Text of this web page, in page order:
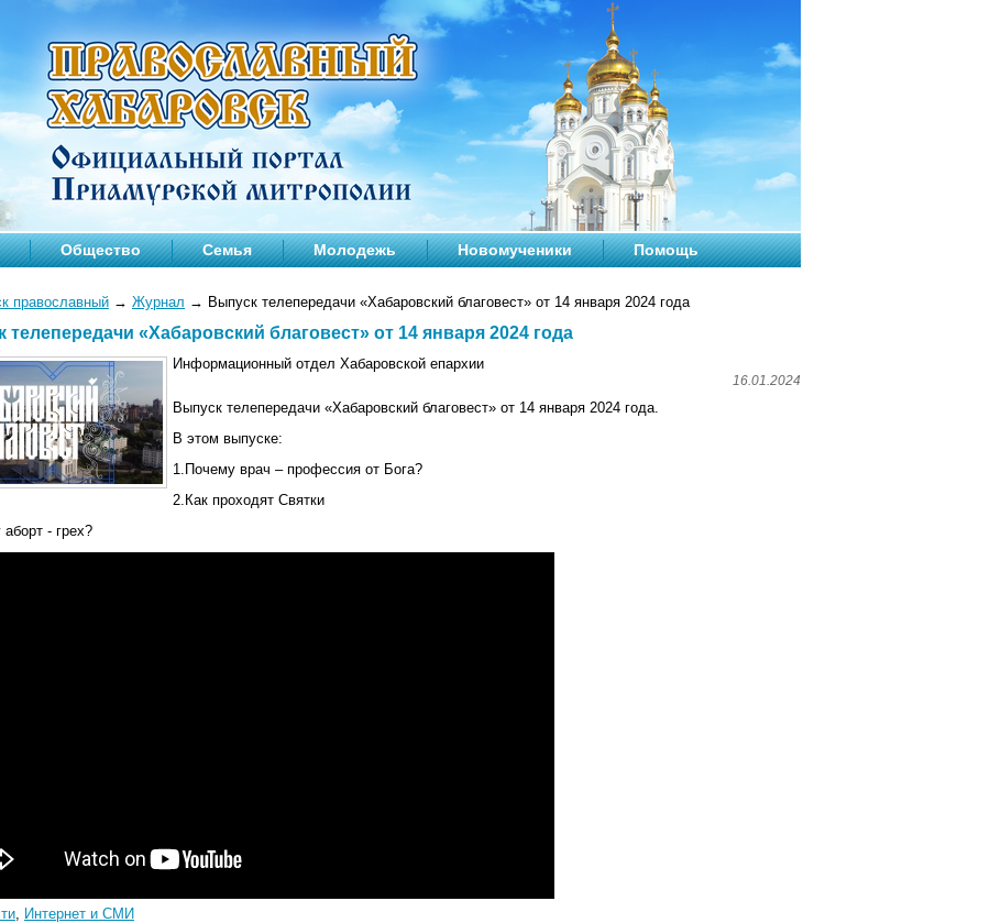
Общество Семья Молодежь Новомученики Помощь
православный → Журнал → Выпуск телепередачи «Хабаровский благовест» от 14 января 2024 года
телепередачи «Хабаровский благовест» от 14 января 2024 года
Информационный отдел Хабаровской епархии
16.01.2024
Выпуск телепередачи «Хабаровский благовест» от 14 января 2024 года.
В этом выпуске:
1.Почему врач – профессия от Бога?
2.Как проходят Святки
- грех?
, Интернет и СМИ